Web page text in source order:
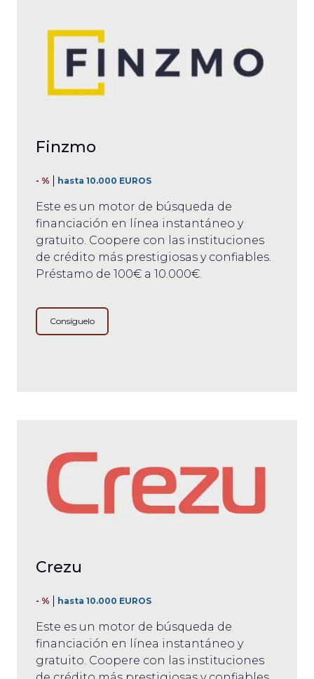
Finzmo
- % hasta 10.000 EUROS
Este es un motor de búsqueda de
financiación en línea instantáneo y
gratuito. Coopere con las instituciones
de crédito más prestigiosas y confiables.
Préstamo de 100€ a 10.000€.
Consíguelo
Crezu
- % hasta 10.000 EUROS
Este es un motor de búsqueda de
financiación en línea instantáneo y
gratuito. Coopere con las instituciones